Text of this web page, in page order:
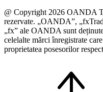
@ Copyright 2026 OANDA
rezervate. „OANDA”,
„fx” ale OANDA sunt
celelalte mărci înregistrate
proprietatea posesorilor